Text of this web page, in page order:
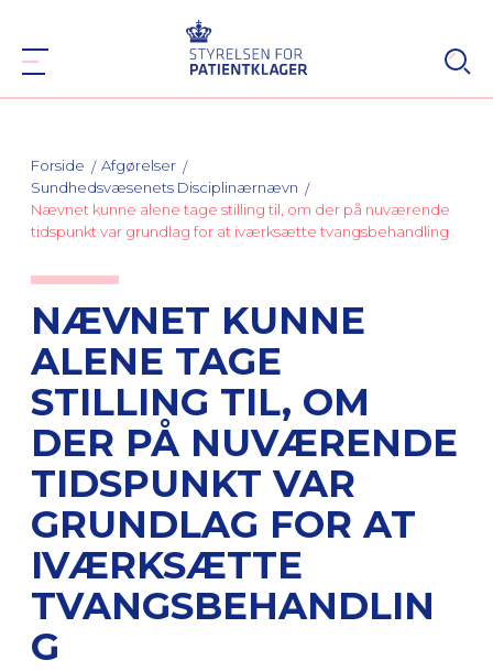
Forside
Afgørelser
Sundhedsvæsenets Disciplinærnævn
Nævnet kunne alene tage stilling til, om der på nuværende
tidspunkt var grundlag for at iværksætte tvangsbehandling
NÆVNET KUNNE
ALENE TAGE
STILLING TIL, OM
DER PÅ NUVÆRENDE
TIDSPUNKT VAR
GRUNDLAG FOR AT
IVÆRKSÆTTE
TVANGSBEHANDLIN
G